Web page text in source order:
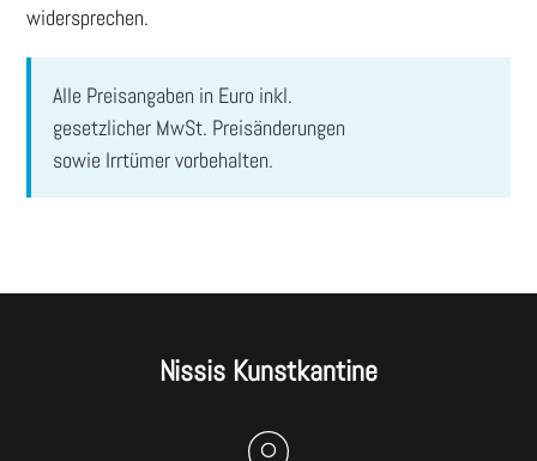
widersprechen.
Alle Preisangaben in Euro inkl.
gesetzlicher MwSt. Preisänderungen
sowie Irrtümer vorbehalten.
Nissis Kunstkantine